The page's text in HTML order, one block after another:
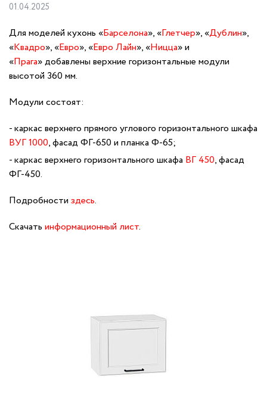
01.04.2025
Для моделей кухонь «Барселона», «Глетчер», «Дублин»,
«Квадро», «Евро», «Евро Лайн», «Ницца» и
«Прага» добавлены верхние горизонтальные модули
высотой 360 мм.
Модули состоят:
каркас верхнего прямого углового горизонтального шкафа
ВУГ 1000, фасад ФГ-650 и планка Ф-65;
каркас верхнего горизонтального шкафа ВГ 450, фасад
ФГ-450.
Подробности здесь.
Скачать информационный лист.